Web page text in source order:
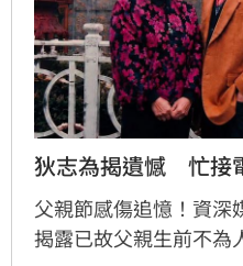
狄志為揭遺憾　忙接
父親節感傷追憶！資深
揭露已故父親生前不為